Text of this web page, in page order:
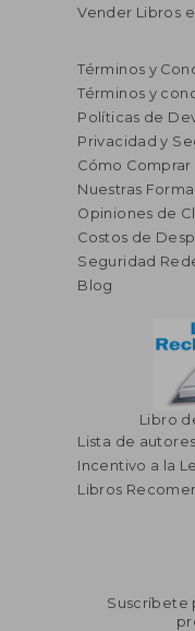
55%
dcto. S/
Vender Libros
Términos y
Términos y
Políticas de
Privacidad y
Cómo Comprar
Nuestras
Opiniones de
Costos de
Seguridad
Blog
Libro
Lista de autores
Incentivo a la
Libros
Suscríbete